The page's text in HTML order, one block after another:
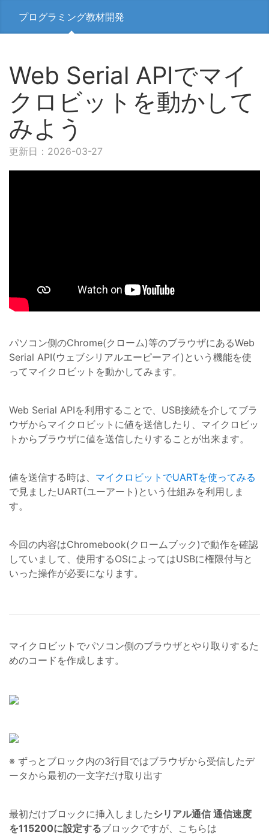
プログラミング教材開発
Web Serial APIでマイ
クロビットを動かして
みよう
更新日：2026-03-27
パソコン側のChrome(クローム)等のブラウザにあるWeb
Serial API(ウェブシリアルエーピーアイ)という機能を使
ってマイクロビットを動かしてみます。
Web Serial APIを利用することで、USB接続を介してブラ
ウザからマイクロビットに値を送信したり、マイクロビッ
トからブラウザに値を送信したりすることが出来ます。
値を送信する時は、 マイクロビットでUARTを使ってみる
で見ましたUART(ユーアート)という仕組みを利用しま
す。
今回の内容はChromebook(クロームブック)で動作を確認
していまして、使用するOSによってはUSBに権限付与と
いった操作が必要になります。
マイクロビットでパソコン側のブラウザとやり取りするた
めのコードを作成します。
※ ずっとブロック内の3行目ではブラウザから受信したデ
ータから最初の一文字だけ取り出す
最初だけブロックに挿入しました シリアル通信 通信速度
を115200に設定するブロックですが、こちらは